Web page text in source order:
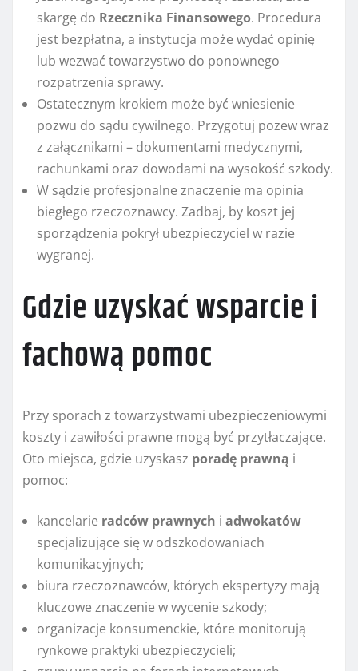
skargę do Rzecznika Finansowego. Procedura
jest bezpłatna, a instytucja może wydać opinię
lub wezwać towarzystwo do ponownego
rozpatrzenia sprawy.
Ostatecznym krokiem może być wniesienie
pozwu do sądu cywilnego. Przygotuj pozew wraz
z załącznikami – dokumentami medycznymi,
rachunkami oraz dowodami na wysokość szkody.
W sądzie profesjonalne znaczenie ma opinia
biegłego rzeczoznawcy. Zadbaj, by koszt jej
sporządzenia pokrył ubezpieczyciel w razie
wygranej.
Gdzie uzyskać wsparcie i
fachową pomoc
Przy sporach z towarzystwami ubezpieczeniowymi
koszty i zawiłości prawne mogą być przytłaczające.
Oto miejsca, gdzie uzyskasz poradę prawną i
pomoc:
kancelarie radców prawnych i adwokatów
specjalizujące się w odszkodowaniach
komunikacyjnych;
biura rzeczoznawców, których ekspertyzy mają
kluczowe znaczenie w wycenie szkody;
organizacje konsumenckie, które monitorują
rynkowe praktyki ubezpieczycieli;